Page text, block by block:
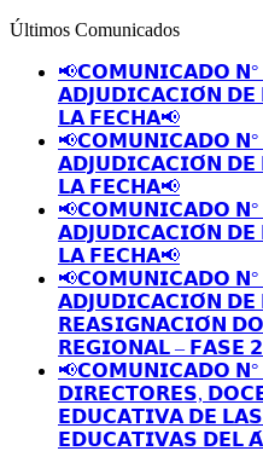
Últimos Comunicados
📢𝗖𝗢𝗠𝗨𝗡𝗜𝗖𝗔𝗗𝗢 𝗡°
𝗔𝗗𝗝𝗨𝗗𝗜𝗖𝗔𝗖𝗜𝗢́𝗡
𝗟𝗔 𝗙𝗘𝗖𝗛𝗔📢
📢𝗖𝗢𝗠𝗨𝗡𝗜𝗖𝗔𝗗𝗢 𝗡°
𝗔𝗗𝗝𝗨𝗗𝗜𝗖𝗔𝗖𝗜𝗢́𝗡
𝗟𝗔 𝗙𝗘𝗖𝗛𝗔📢
📢𝗖𝗢𝗠𝗨𝗡𝗜𝗖𝗔𝗗𝗢 𝗡°
𝗔𝗗𝗝𝗨𝗗𝗜𝗖𝗔𝗖𝗜𝗢́𝗡
𝗟𝗔 𝗙𝗘𝗖𝗛𝗔📢
📢𝗖𝗢𝗠𝗨𝗡𝗜𝗖𝗔𝗗𝗢 𝗡°
𝗔𝗗𝗝𝗨𝗗𝗜𝗖𝗔𝗖𝗜𝗢́𝗡 𝗗𝗘
𝗥𝗘𝗔𝗦𝗜𝗚𝗡𝗔𝗖𝗜𝗢́𝗡
𝗥𝗘𝗚𝗜𝗢𝗡𝗔𝗟 – 𝗙𝗔𝗦𝗘
📢𝗖𝗢𝗠𝗨𝗡𝗜𝗖𝗔𝗗𝗢 𝗡°
𝗗𝗜𝗥𝗘𝗖𝗧𝗢𝗥𝗘𝗦,
𝗘𝗗𝗨𝗖𝗔𝗧𝗜𝗩𝗔 𝗗𝗘
𝗘𝗗𝗨𝗖𝗔𝗧𝗜𝗩𝗔𝗦 𝗗𝗘𝗟